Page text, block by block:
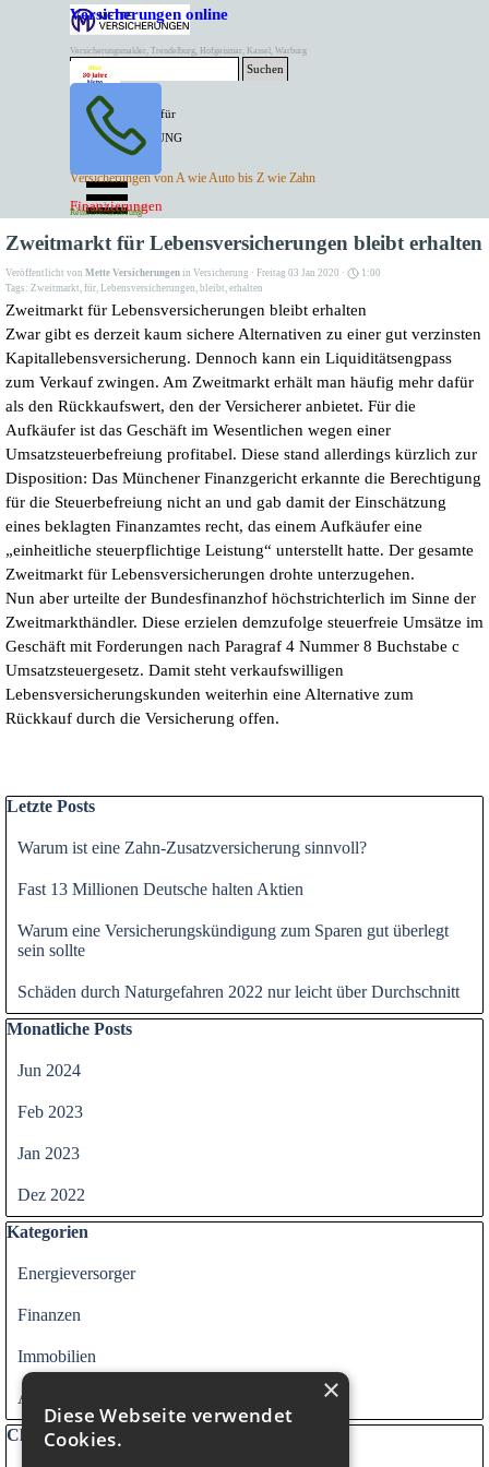
Direkt zum Seiteninhalt
Versicherungen online
Versicherungsmakler, Trendelburg, Hofgeismar, Kassel, Warburg
BESTER PREIS für
SPITZEN LEISTUNG
ANGEBOTE
Versicherungen von A wie Auto bis Z wie Zahn
Kontakt Tel. 05671/7799991
Mette Versicherungen
Suchen
Versicherungen
Finanzierungen
Rentenversicherung
Menü überspringen
Zweitmarkt für Lebensversicherungen bleibt erhalten
Veröffentlicht von Mette Versicherungen in Versicherung · Freitag 03 Jan 2020 ·
1:00
Tags: Zweitmarkt, für, Lebensversicherungen, bleibt, erhalten
Zweitmarkt für Lebensversicherungen bleibt erhalten
Zwar gibt es derzeit kaum sichere Alternativen zu einer gut verzinsten
Kapitallebensversicherung. Dennoch kann ein Liquiditätsengpass
zum Verkauf zwingen. Am Zweitmarkt erhält man häufig mehr dafür
als den Rückkaufswert, den der Versicherer anbietet. Für die
Aufkäufer ist das Geschäft im Wesentlichen wegen einer
Umsatzsteuerbefreiung profitabel. Diese stand allerdings kürzlich zur
Disposition: Das Münchener Finanzgericht erkannte die Berechtigung
für die Steuerbefreiung nicht an und gab damit der Einschätzung
eines beklagten Finanzamtes recht, das einem Aufkäufer eine
„einheitliche steuerpflichtige Leistung“ unterstellt hatte. Der gesamte
Zweitmarkt für Lebensversicherungen drohte unterzugehen.
Nun aber urteilte der Bundesfinanzhof höchstrichterlich im Sinne der
Zweitmarkthändler. Diese erzielen demzufolge steuerfreie Umsätze im
Geschäft mit Forderungen nach Paragraf 4 Nummer 8 Buchstabe c
Umsatzsteuergesetz. Damit steht verkaufswilligen
Lebensversicherungskunden weiterhin eine Alternative zum
Rückkauf durch die Versicherung offen.
Block überspringen Letzte Posts
Letzte Posts
Warum ist eine Zahn-Zusatzversicherung sinnvoll?
Fast 13 Millionen Deutsche halten Aktien
Warum eine Versicherungskündigung zum Sparen gut überlegt
sein sollte
Schäden durch Naturgefahren 2022 nur leicht über Durchschnitt
Block überspringen Monatliche Posts
Monatliche Posts
Jun 2024
Feb 2023
Jan 2023
Dez 2022
Block überspringen Kategorien
Kategorien
Energieversorger
Finanzen
Immobilien
Alle Kategorien
Block überspringen Clouds
Clouds
×
Diese Webseite verwendet
Cookies.